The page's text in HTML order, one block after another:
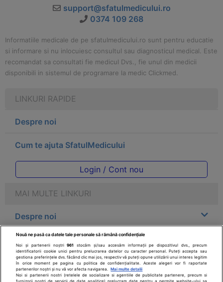
support@sfatulmedicului.ro
0374 109 268
Informatiile medicale de pe sfatulmedicului.ro sunt pentru educatie
si informare si nu inlocuiesc consultul sau diagnosticul medical. Este
recomandat sa consultati fie medicul Dvs., fie unul din medicii
disponibili in sistemul de programare la medic Clickmed.
LINKURI RAPIDE
Despre noi
Cum te ajuta SfatulMedicului
Login / Cont nou
MAI MULTE LINKURI
Despre noi
Legal
Drepturile consumatorului
Nouă ne pasă ca datele tale personale să rămână confidențiale
Noi și partenerii noștri961
stocăm și/sau accesăm informații pe dispozitivul dvs., precum
identificatorii cookie unici pentru prelucrarea datelor cu caracter personal. Puteți accepta sau
gestiona preferințele dvs. făcând clic mai jos, respectiv vă puteți opune utilizării unui interes legitim
în orice moment pe pagina cu politica de confidențialitate. Aceste alegeri vor fi raportate
partenerilor noștri și nu vă vor afecta navigarea.
Mai multe detalii
Noi si partenerii nostri (retelele de socializare si agentiile de publicitate partenere, precum si
furnizorii nostri de servicii de date analitice) prelucram date pentru a permite website-ului sa